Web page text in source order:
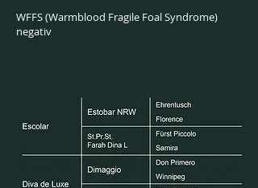
WFFS (Warmblood Fragile Foal Syndrome)
negativ